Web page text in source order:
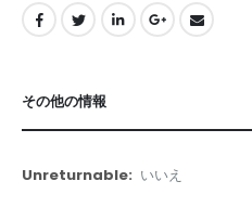
その他の情報
そ
いいえ